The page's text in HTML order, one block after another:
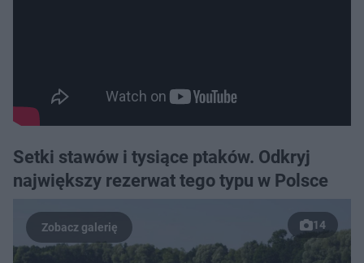
Setki stawów i tysiące ptaków. Odkryj
największy rezerwat tego typu w Polsce
14